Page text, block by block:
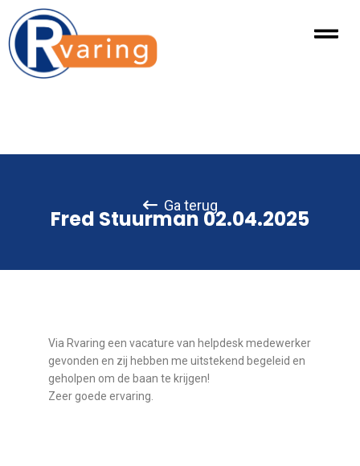
Ga terug
Fred Stuurman 02.04.2025
Via Rvaring een vacature van helpdesk medewerker
gevonden en zij hebben me uitstekend begeleid en
geholpen om de baan te krijgen!
Zeer goede ervaring.